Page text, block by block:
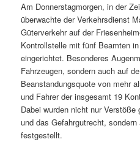
Am Donnerstagmorgen, in der
überwachte der Verkehrsdienst
Güterverkehr auf der
Kontrollstelle mit fünf Beamten
eingerichtet. Besonderes
Fahrzeugen, sondern auch auf
Beanstandungsquote von mehr
und Fahrer der insgesamt 19
Dabei wurden nicht nur
und das Gefahrgutrecht,
festgestellt.